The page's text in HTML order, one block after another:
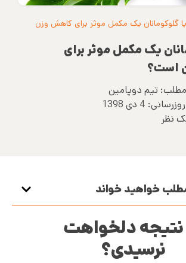
گلوکومانان یک مکمل موثر برای کاهش وزن
یک مکمل موثر برای
است؟
مطلب: تیم دوپامین
4 دی 1398
نظر
خواهید خواند
نتیجه دلخواهت
نرسیدی؟